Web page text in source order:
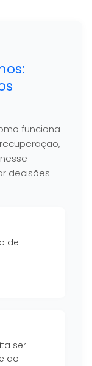
funciona
decisões
de
ser
do